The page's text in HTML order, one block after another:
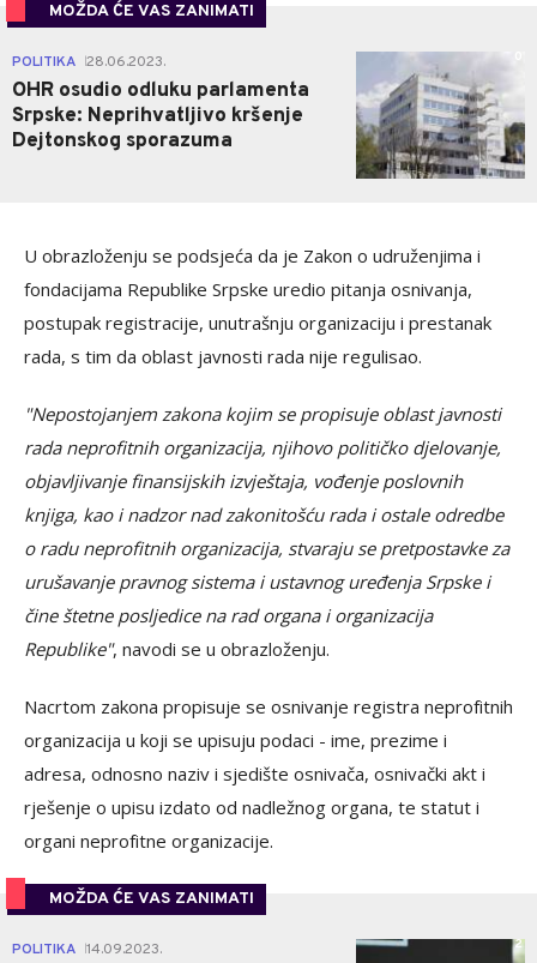
MOŽDA ĆE VAS ZANIMATI
POLITIKA 28.06.2023.
OHR osudio odluku parlamenta
Srpske: Neprihvatljivo kršenje
Dejtonskog sporazuma
U obrazloženju se podsjeća da je Zakon o udruženjima i
fondacijama Republike Srpske uredio pitanja osnivanja,
postupak registracije, unutrašnju organizaciju i prestanak
rada, s tim da oblast javnosti rada nije regulisao.
"Nepostojanjem zakona kojim se propisuje oblast javnosti
rada neprofitnih organizacija, njihovo političko djelovanje,
objavljivanje finansijskih izvještaja, vođenje poslovnih
knjiga, kao i nadzor nad zakonitošću rada i ostale odredbe
o radu neprofitnih organizacija, stvaraju se pretpostavke za
urušavanje pravnog sistema i ustavnog uređenja Srpske i
čine štetne posljedice na rad organa i organizacija
Republike", navodi se u obrazloženju.
Nacrtom zakona propisuje se osnivanje registra neprofitnih
organizacija u koji se upisuju podaci - ime, prezime i
adresa, odnosno naziv i sjedište osnivača, osnivački akt i
rješenje o upisu izdato od nadležnog organa, te statut i
organi neprofitne organizacije.
MOŽDA ĆE VAS ZANIMATI
POLITIKA 14.09.2023. 2